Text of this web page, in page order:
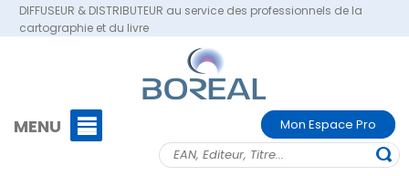
DIFFUSEUR & DISTRIBUTEUR au service des professionnels de la
cartographie et du livre
MENU Mon Espace Pro